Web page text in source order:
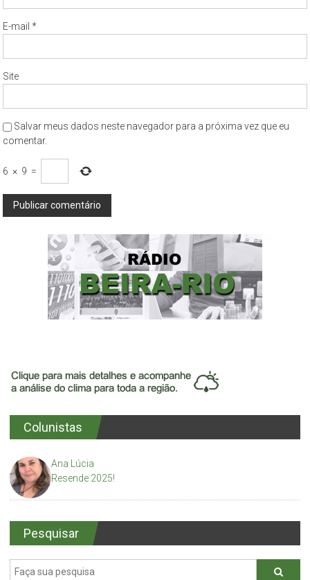
E-mail*
Site
Salvar meus dados neste navegador para a próxima vez que eu
comentar.
6 × 9 =
Colunistas
Ana Lúcia
Resende 2025!
Pesquisar